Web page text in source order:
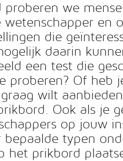
proberen we
wetenschapper en
die
daarin
een test die
proberen? Of heb
wilt
Ook als je
op jouw
typen
het prikbord